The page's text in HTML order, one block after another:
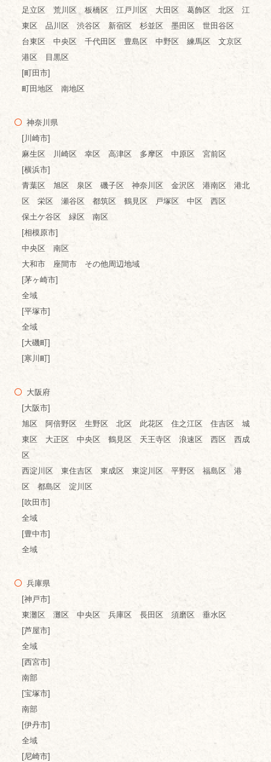
足立区 荒川区 板橋区 江戸川区 大田区 葛飾区 北区 江
東区 品川区 渋谷区 新宿区 杉並区 墨田区 世田谷区
台東区 中央区 千代田区 豊島区 中野区 練馬区 文京区
港区 目黒区
[町田市]
町田地区 南地区
神奈川県
[川崎市]
麻生区 川崎区 幸区 高津区 多摩区 中原区 宮前区
[横浜市]
青葉区 旭区 泉区 磯子区 神奈川区 金沢区 港南区 港北
区 栄区 瀬谷区 都筑区 鶴見区 戸塚区 中区 西区
保土ケ谷区 緑区 南区
[相模原市]
中央区 南区
大和市 座間市 その他周辺地域
[茅ヶ崎市]
全域
[平塚市]
全域
[大磯町]
[寒川町]
大阪府
[大阪市]
旭区 阿倍野区 生野区 北区 此花区 住之江区 住吉区 城
東区 大正区 中央区 鶴見区 天王寺区 浪速区 西区 西成
区
西淀川区 東住吉区 東成区 東淀川区 平野区 福島区 港
区 都島区 淀川区
[吹田市]
全域
[豊中市]
全域
兵庫県
[神戸市]
東灘区 灘区 中央区 兵庫区 長田区 須磨区 垂水区
[芦屋市]
全域
[西宮市]
南部
[宝塚市]
南部
[伊丹市]
全域
[尼崎市]